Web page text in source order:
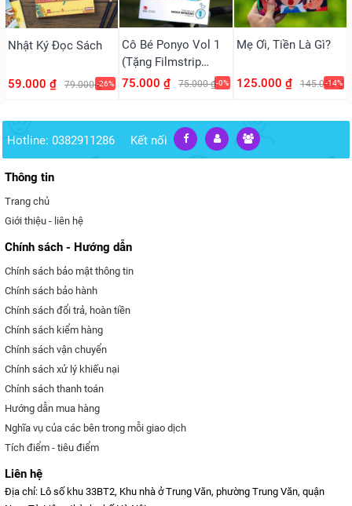
Nhật Ký Đọc Sách
59.000 ₫ 79.000 ₫-26%
Cô Bé Ponyo Vol 1
(Tặng Filmstrip
PVC)
75.000 ₫ 75.000 ₫-0%
Mẹ Ơi, Tiền Là Gì?
125.000 ₫ 145.000 ₫
-14%
Hotline: 0382911286 Kết nối
Thông tin
Trang chủ
Giới thiệu - liên hệ
Chính sách - Hướng dẫn
Chính sách bảo mật thông tin
Chính sách bảo hành
Chính sách đổi trả, hoàn tiền
Chính sách kiểm hàng
Chính sách vận chuyển
Chính sách xử lý khiếu nại
Chính sách thanh toán
Hướng dẫn mua hàng
Nghĩa vụ của các bên trong mỗi giao dịch
Tích điểm - tiêu điểm
Liên hệ
Địa chỉ: Lô số khu 33BT2, Khu nhà ở Trung Văn, phường Trung Văn, quận